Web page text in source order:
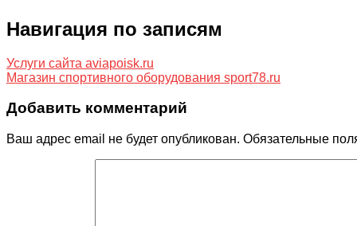
Навигация по записям
Услуги сайта aviapoisk.ru
Магазин спортивного оборудования sport78.ru
Добавить комментарий
Ваш адрес email не будет опубликован. Обязательные